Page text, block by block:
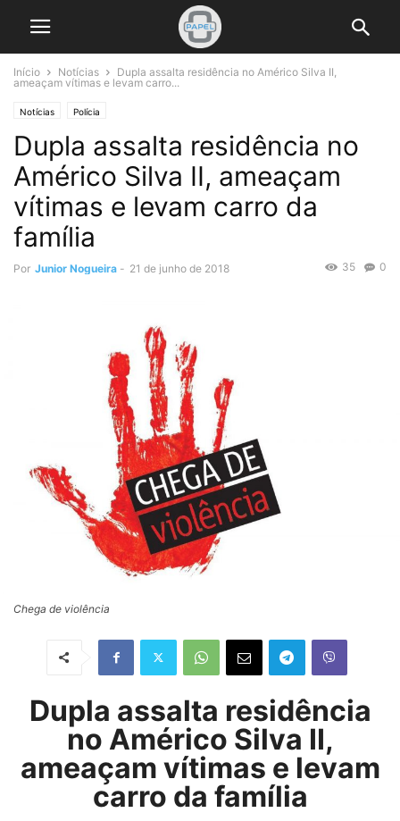
Início Notícias
Dupla assalta residência no Américo Silva II,
ameaçam vítimas e levam carro...
Notícias Polícia
Dupla assalta residência no
Américo Silva II, ameaçam
vítimas e levam carro da
família
Por Junior Nogueira - 21 de junho de 2018 0
35
Chega de violência
Dupla assalta residência
no Américo Silva II,
ameaçam vítimas e levam
carro da família